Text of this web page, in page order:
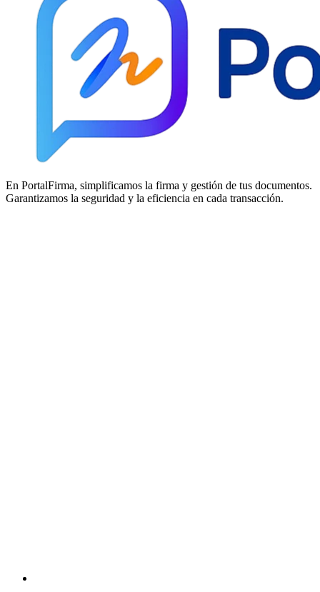
En PortalFirma, simplificamos la firma y gestión de tus documentos.
Garantizamos la seguridad y la eficiencia en cada transacción.